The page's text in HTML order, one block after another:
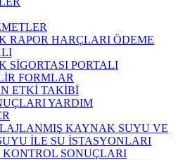
RAPOR HARÇLARI ÖDEME
SİGORTASI PORTALI
FORMLAR
ETKİ TAKİBİ
YARDIM
KAYNAK SUYU VE
İLE SU İSTASYONLARI
SONUÇLARI